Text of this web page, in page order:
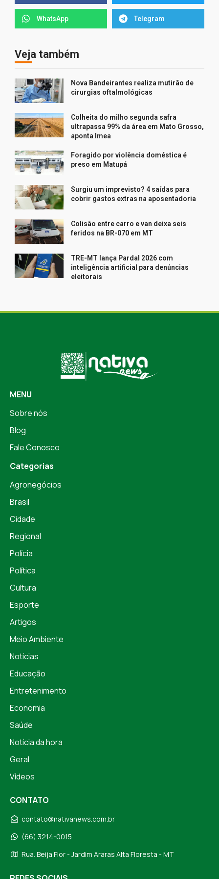
WhatsApp Telegram
Veja também
Nova Bandeirantes realiza mutirão de
cirurgias oftalmológicas
Colheita do milho segunda safra
ultrapassa 99% da área em Mato Grosso,
aponta Imea
Foragido por violência doméstica é
preso em Matupá
Surgiu um imprevisto? 4 saídas para
cobrir gastos extras na aposentadoria
Colisão entre carro e van deixa seis
feridos na BR-070 em MT
TRE-MT lança Pardal 2026 com
inteligência artificial para denúncias
eleitorais
MENU
Sobre nós
Blog
Fale Conosco
Categorias
Agronegócios
Brasil
Cidade
Regional
Polícia
Política
Cultura
Esporte
Artigos
Meio Ambiente
Notícias
Educação
Entretenimento
Economia
Saúde
Notícia da hora
Geral
Vídeos
CONTATO
contato@nativanews.com.br
(66) 3214-0015
Rua. Beija Flor - Jardim Araras Alta Floresta - MT